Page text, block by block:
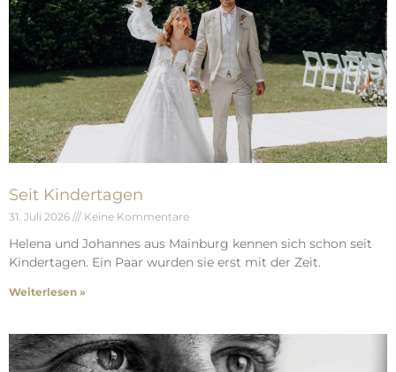
Seit Kindertagen
31. Juli 2026 Keine Kommentare
Helena und Johannes aus Mainburg kennen sich schon seit
Kindertagen. Ein Paar wurden sie erst mit der Zeit.
Weiterlesen »